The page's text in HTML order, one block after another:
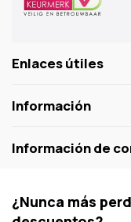
Enlaces útiles
Información
Información de
¿Nunca más